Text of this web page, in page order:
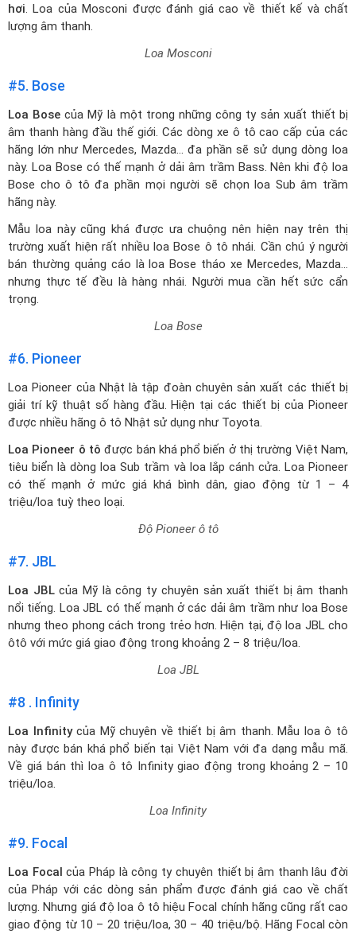
hơi. Loa của Mosconi được đánh giá cao về thiết kế và chất
lượng âm thanh.
Loa Mosconi
#5. Bose
Loa Bose của Mỹ là một trong những công ty sản xuất thiết bị
âm thanh hàng đầu thế giới. Các dòng xe ô tô cao cấp của các
hãng lớn như Mercedes, Mazda… đa phần sẽ sử dụng dòng loa
này. Loa Bose có thế mạnh ở dải âm trầm Bass. Nên khi độ loa
Bose cho ô tô đa phần mọi người sẽ chọn loa Sub âm trầm
hãng này.
Mẫu loa này cũng khá được ưa chuộng nên hiện nay trên thị
trường xuất hiện rất nhiều loa Bose ô tô nhái. Cần chú ý người
bán thường quảng cáo là loa Bose tháo xe Mercedes, Mazda…
nhưng thực tế đều là hàng nhái. Người mua cần hết sức cẩn
trọng.
Loa Bose
#6. Pioneer
Loa Pioneer của Nhật là tập đoàn chuyên sản xuất các thiết bị
giải trí kỹ thuật số hàng đầu. Hiện tại các thiết bị của Pioneer
được nhiều hãng ô tô Nhật sử dụng như Toyota.
Loa Pioneer ô tô được bán khá phổ biến ở thị trường Việt Nam,
tiêu biển là dòng loa Sub trầm và loa lắp cánh cửa. Loa Pioneer
có thế mạnh ở mức giá khá bình dân, giao động từ 1 – 4
triệu/loa tuỳ theo loại.
Độ Pioneer ô tô
#7. JBL
Loa JBLcủa Mỹ là công ty chuyên sản xuất thiết bị âm thanh
nổi tiếng. Loa JBL có thế mạnh ở các dải âm trầm như loa Bose
nhưng theo phong cách trong trẻo hơn. Hiện tại, độ loa JBL cho
ôtô với mức giá giao động trong khoảng 2 – 8 triệu/loa.
Loa JBL
#8 . Infinity
Loa Infinitycủa Mỹ chuyên về thiết bị âm thanh. Mẫu loa ô tô
này được bán khá phổ biến tại Việt Nam với đa dạng mẫu mã.
Về giá bán thì loa ô tô Infinity giao động trong khoảng 2 – 10
triệu/loa.
Loa Infinity
#9. Focal
Loa Focal của Pháp là công ty chuyên thiết bị âm thanh lâu đời
của Pháp với các dòng sản phẩm được đánh giá cao về chất
lượng. Nhưng giá độ loa ô tô hiệu Focal chính hãng cũng rất cao
giao động từ 10 – 20 triệu/loa, 30 – 40 triệu/bộ. Hãng Focal còn